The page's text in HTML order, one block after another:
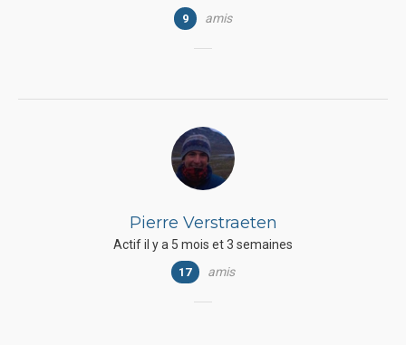
9 amis
Pierre Verstraeten
Actif il y a 5 mois et 3 semaines
17 amis